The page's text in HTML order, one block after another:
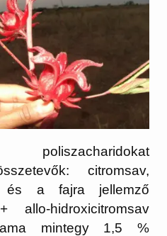
citromsav,
és a fajra jellemző
hidroxicitromsav
mintegy 1,5 %